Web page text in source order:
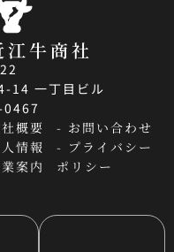
牛商社
14 一丁目ビル
概要
情報
案内
- お問い合わせ
- プライバシー
ポリシー